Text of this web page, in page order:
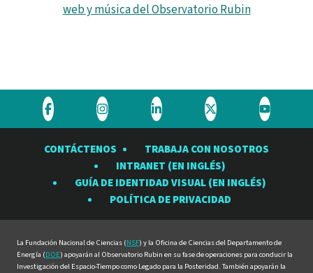
web y música del Observatorio Rubin
Visite
Observatorio
Visite
Observatorio
Rubin
en
Visite
Observatorio
Rubin
en
Visite
Observatorio
Rubin
en
Visite
Rubin
en
CONTÁCTENOS
TRABAJA CON NOSOTROS
INTRANET (EN INGLÉS)
GUÍA DE IDENTIDAD VISUAL (EN INGLÉS)
POLÍTICA DE PRIVACIDAD
La Fundación Nacional de Ciencias (NSF) y la Oficina de Ciencias del Departamento de
Energía (DOE) apoyarán al Observatorio Rubin en su fase de operaciones para conducir la
Investigación del Espacio-Tiempo como Legado para la Posteridad. También apoyarán la